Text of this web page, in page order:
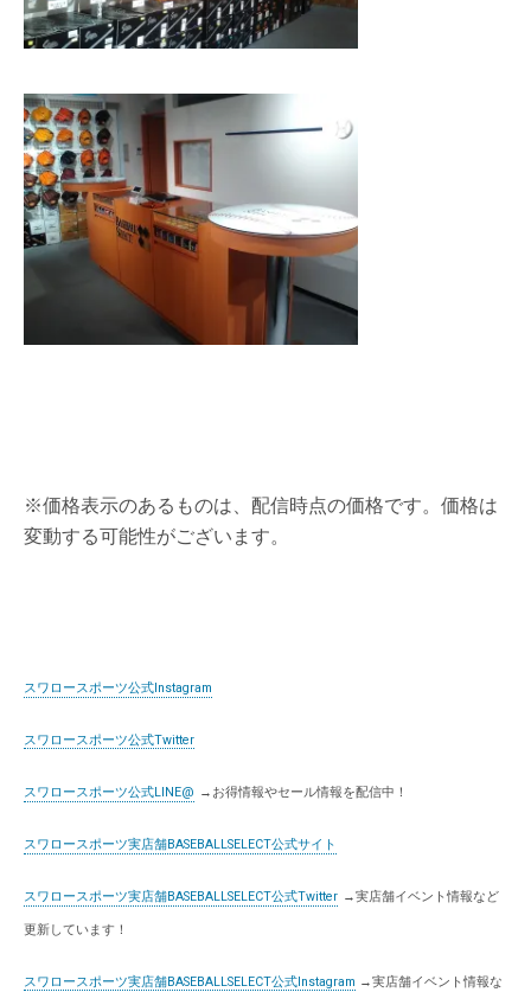
※価格表示のあるものは、配信時点の価格です。価格は
変動する可能性がございます。
スワロースポーツ公式Instagram
スワロースポーツ公式Twitter
スワロースポーツ公式LINE@ →お得情報やセール情報を配信中！
スワロースポーツ実店舗BASEBALLSELECT公式サイト
スワロースポーツ実店舗BASEBALLSELECT公式Twitter →実店舗イベント情報など
更新しています！
スワロースポーツ実店舗BASEBALLSELECT公式Instagram →実店舗イベント情報な